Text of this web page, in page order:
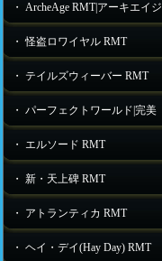
・ ArcheAge RMT|アーキエイジ
・ 怪盗ロワイヤル RMT
・ テイルズウィーバー RMT
・ パーフェクトワールド|完美
・ エルソード RMT
・ 新・天上碑 RMT
・ アトランティカ RMT
・ ヘイ・デイ(Hay Day) RMT